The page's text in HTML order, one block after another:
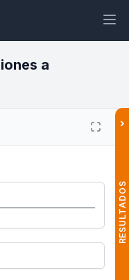
a
›
RESULTADOS